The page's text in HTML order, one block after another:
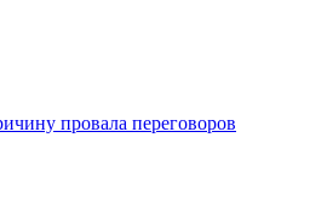
провала переговоров